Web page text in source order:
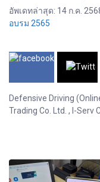
อัพเดทล่าสุด: 14 ก.ค.
อบรม 2565
Defensive Driving
Trading Co. Ltd. , I-Serv